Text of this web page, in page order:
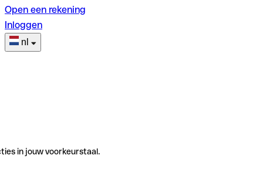
Open een rekening
Inloggen
nl
in jouw voorkeurstaal.